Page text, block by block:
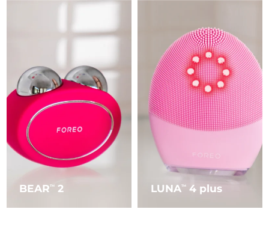
BEARTM 2 LUNATM 4 plus